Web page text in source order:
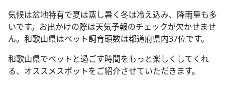
気候は盆地特有で夏は蒸し暑く冬は冷え込み、降雨量も多
いです。お出かけの際は天気予報のチェックが欠かせませ
ん。和歌山県はペット飼育頭数は都道府県内37位です。
和歌山県でペットと過ごす時間をもっと楽しくしてくれ
る、オススメスポットをご紹介させていただきます。